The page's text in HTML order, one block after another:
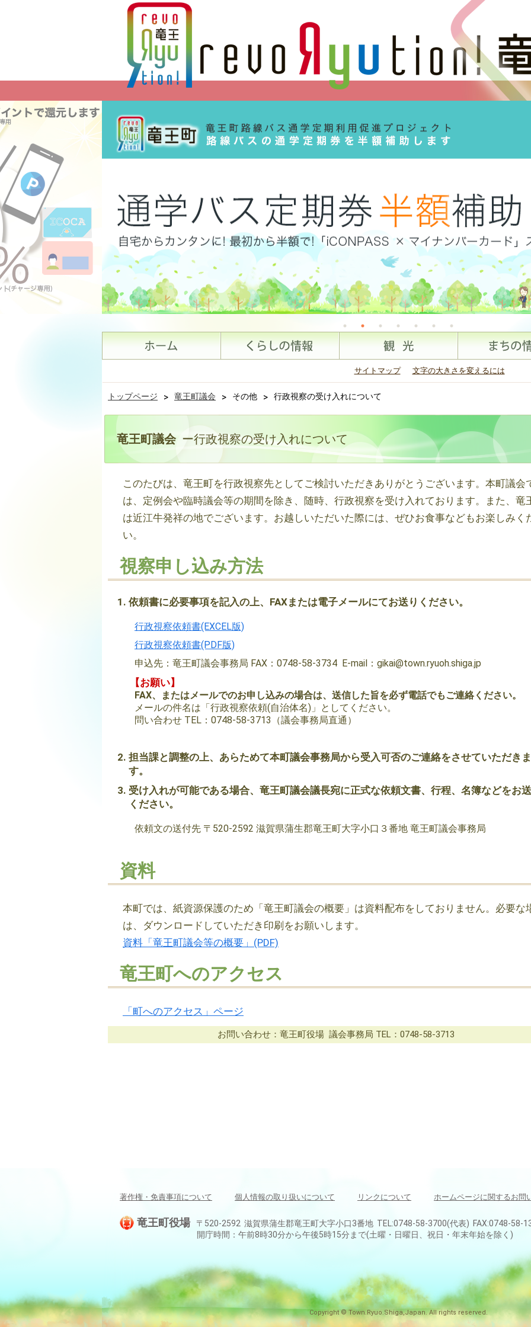
サイトマップ 文字の大きさを変えるには
トップページ > 竜王町議会 > その他 > 行政視察の受け入れについて
竜王町議会 ー行政視察の受け入れについて
このたびは、竜王町を行政視察先としてご検討いただきありがとうございます。本町議会
は、定例会や臨時議会等の期間を除き、随時、行政視察を受け入れております。また、竜
は近江牛発祥の地でございます。お越しいただいた際には、ぜひお食事などもお楽しみく
い。
視察申し込み方法
依頼書に必要事項を記入の上、FAXまたは電子メールにてお送りください。
行政視察依頼書(EXCEL版)
行政視察依頼書(PDF版)
申込先：竜王町議会事務局 FAX：0748-58-3734 E-mail： gikai@town.ryuoh.shiga.jp
【お願い】
FAX、またはメールでのお申し込みの場合は、送信した旨を必ず電話でもご連絡ください。
メールの件名は「行政視察依頼(自治体名)」としてください。
問い合わせ TEL：0748-58-3713（議会事務局直通）
担当課と調整の上、あらためて本町議会事務局から受入可否のご連絡をさせていただきま
す。
受け入れが可能である場合、竜王町議会議長宛に正式な依頼文書、行程、名簿などをお
ください。
依頼文の送付先 〒520-2592 滋賀県蒲生郡竜王町大字小口３番地 竜王町議会事務局
資料
本町では、紙資源保護のため「竜王町議会の概要」は資料配布をしておりません。必要な
は、ダウンロードしていただき印刷をお願いします。
資料「竜王町議会等の概要」(PDF)
竜王町へのアクセス
「町へのアクセス」ページ
お問い合わせ：竜王町役場 議会事務局 TEL：0748-58-3713
著作権・免責事項について 個人情報の取り扱いについて リンクについて ホームページに関するお問
竜王町役場
〒520-2592 滋賀県蒲生郡竜王町大字小口3番地 TEL:0748-58-3700(代表) FAX:0748-58-
開庁時間：午前8時30分から午後5時15分まで(土曜・日曜日、祝日・年末年始を除く)
Copyright © Town.Ryuo.Shiga,Japan. All rights reserved.